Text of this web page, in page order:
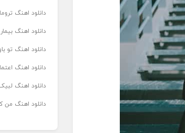
دانلود اهنگ
دانلود اهنگ
دانلود اهنگ تو
دانلود اهنگ
دانلود اهنگ
دانلود اهنگ من